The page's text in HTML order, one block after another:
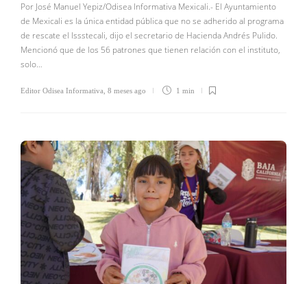
Por José Manuel Yepiz/Odisea Informativa Mexicali.- El Ayuntamiento
de Mexicali es la única entidad pública que no se adherido al programa
de rescate el Issstecali, dijo el secretario de Hacienda Andrés Pulido.
Mencionó que de los 56 patrones que tienen relación con el instituto,
solo…
Editor Odisea Informativa 8 meses ago 1 min